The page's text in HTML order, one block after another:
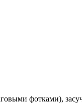
фотками),